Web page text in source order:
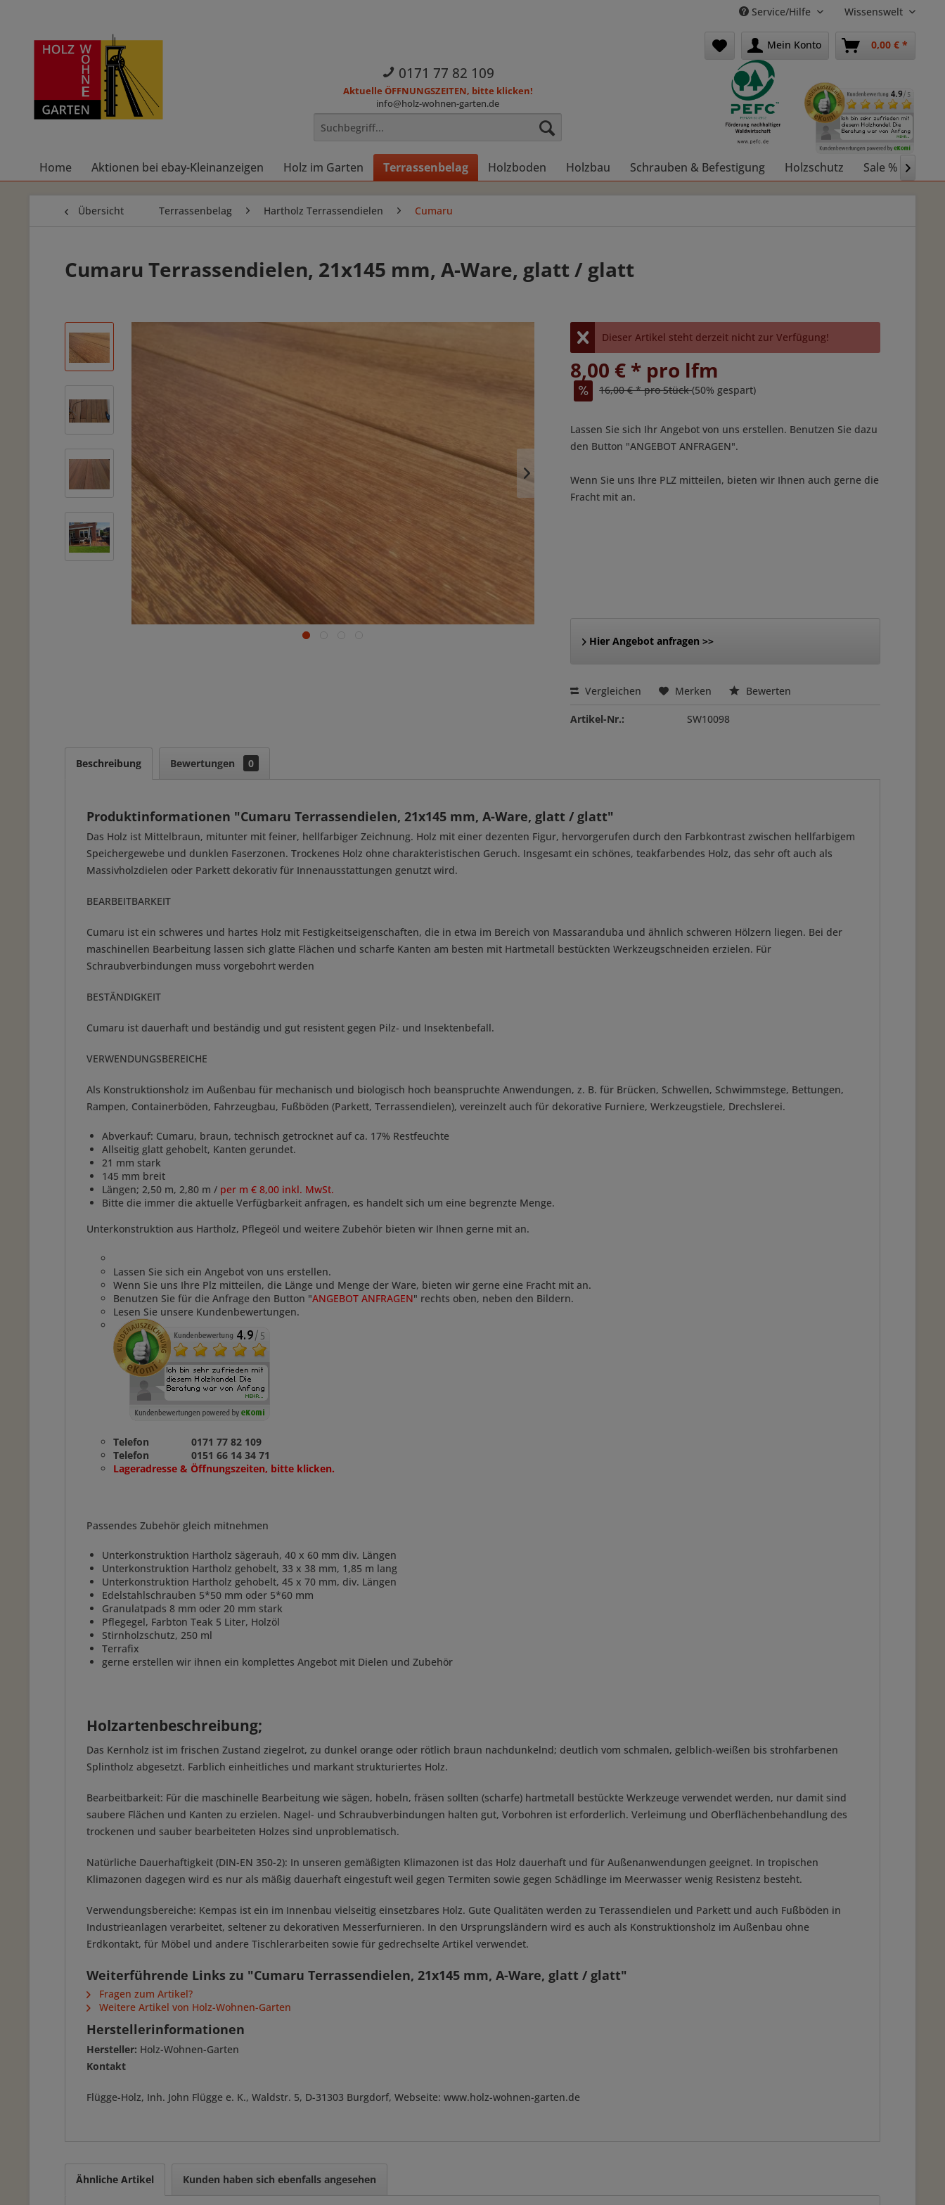
Service/Hilfe Wissenswelt
Mein Konto 0,00 € *
0171 77 82 109
Aktuelle ÖFFNUNGSZEITEN, bitte klicken!
info@holz-wohnen-garten.de
Home Aktionen bei ebay-Kleinanzeigen Holz im Garten Terrassenbelag Holzboden Holzbau Schrauben & Befestigung Holzschutz Sale % 
Übersicht Terrassenbelag Hartholz Terrassendielen Cumaru
Cumaru Terrassendielen, 21x145 mm, A-Ware, glatt / glatt
Dieser Artikel steht derzeit nicht zur Verfügung!
8,00 € * pro lfm
16,00 € * pro Stück(50% gespart)
Lassen Sie sich Ihr Angebot von uns erstellen. Benutzen Sie dazu
den Button "ANGEBOT ANFRAGEN".
Wenn Sie uns Ihre PLZ mitteilen, bieten wir Ihnen auch gerne die
Fracht mit an.
Hier Angebot anfragen >>
Vergleichen Merken Bewerten
Artikel-Nr.: SW10098
Beschreibung Bewertungen 0
Produktinformationen "Cumaru Terrassendielen, 21x145 mm, A-Ware, glatt / glatt"
Das Holz ist Mittelbraun, mitunter mit feiner, hellfarbiger Zeichnung. Holz mit einer dezenten Figur, hervorgerufen durch den Farbkontrast zwischen hellfarbigem
Speichergewebe und dunklen Faserzonen. Trockenes Holz ohne charakteristischen Geruch. Insgesamt ein schönes, teakfarbendes Holz, das sehr oft auch als
Massivholzdielen oder Parkett dekorativ für Innenausstattungen genutzt wird.
BEARBEITBARKEIT
Cumaru ist ein schweres und hartes Holz mit Festigkeitseigenschaften, die in etwa im Bereich von Massaranduba und ähnlich schweren Hölzern liegen. Bei der
maschinellen Bearbeitung lassen sich glatte Flächen und scharfe Kanten am besten mit Hartmetall bestückten Werkzeugschneiden erzielen. Für
Schraubverbindungen muss vorgebohrt werden
BESTÄNDIGKEIT
Cumaru ist dauerhaft und beständig und gut resistent gegen Pilz- und Insektenbefall.
VERWENDUNGSBEREICHE
Als Konstruktionsholz im Außenbau für mechanisch und biologisch hoch beanspruchte Anwendungen, z. B. für Brücken, Schwellen, Schwimmstege, Bettungen,
Rampen, Containerböden, Fahrzeugbau, Fußböden (Parkett, Terrassendielen), vereinzelt auch für dekorative Furniere, Werkzeugstiele, Drechslerei.
Abverkauf: Cumaru, braun, technisch getrocknet auf ca. 17% Restfeuchte
Allseitig glatt gehobelt, Kanten gerundet.
21 mm stark
145 mm breit
Längen; 2,50 m, 2,80 m / per m € 8,00 inkl. MwSt.
Bitte die immer die aktuelle Verfügbarkeit anfragen, es handelt sich um eine begrenzte Menge.
Unterkonstruktion aus Hartholz, Pflegeöl und weitere Zubehör bieten wir Ihnen gerne mit an.
Lassen Sie sich ein Angebot von uns erstellen.
Wenn Sie uns Ihre Plz mitteilen, die Länge und Menge der Ware, bieten wir gerne eine Fracht mit an.
Benutzen Sie für die Anfrage den Button "ANGEBOT ANFRAGEN" rechts oben, neben den Bildern.
Lesen Sie unsere Kundenbewertungen.
Telefon 0171 77 82 109
Telefon 0151 66 14 34 71
Lageradresse & Öffnungszeiten, bitte klicken.
Passendes Zubehör gleich mitnehmen
Unterkonstruktion Hartholz sägerauh, 40 x 60 mm div. Längen
Unterkonstruktion Hartholz gehobelt, 33 x 38 mm, 1,85 m lang
Unterkonstruktion Hartholz gehobelt, 45 x 70 mm, div. Längen
Edelstahlschrauben 5*50 mm oder 5*60 mm
Granulatpads 8 mm oder 20 mm stark
Pflegegel, Farbton Teak 5 Liter, Holzöl
Stirnholzschutz, 250 ml
Terrafix
gerne erstellen wir ihnen ein komplettes Angebot mit Dielen und Zubehör
Holzartenbeschreibung;
Das Kernholz ist im frischen Zustand ziegelrot, zu dunkel orange oder rötlich braun nachdunkelnd; deutlich vom schmalen, gelblich-weißen bis strohfarbenen
Splintholz abgesetzt. Farblich einheitliches und markant strukturiertes Holz.
Bearbeitbarkeit: Für die maschinelle Bearbeitung wie sägen, hobeln, fräsen sollten (scharfe) hartmetall bestückte Werkzeuge verwendet werden, nur damit sind
saubere Flächen und Kanten zu erzielen. Nagel- und Schraubverbindungen halten gut, Vorbohren ist erforderlich. Verleimung und Oberflächenbehandlung des
trockenen und sauber bearbeiteten Holzes sind unproblematisch.
Natürliche Dauerhaftigkeit (DIN-EN 350-2): In unseren gemäßigten Klimazonen ist das Holz dauerhaft und für Außenanwendungen geeignet. In tropischen
Klimazonen dagegen wird es nur als mäßig dauerhaft eingestuft weil gegen Termiten sowie gegen Schädlinge im Meerwasser wenig Resistenz besteht.
Verwendungsbereiche: Kempas ist ein im Innenbau vielseitig einsetzbares Holz. Gute Qualitäten werden zu Terassendielen und Parkett und auch Fußböden in
Industrieanlagen verarbeitet, seltener zu dekorativen Messerfurnieren. In den Ursprungsländern wird es auch als Konstruktionsholz im Außenbau ohne
Erdkontakt, für Möbel und andere Tischlerarbeiten sowie für gedrechselte Artikel verwendet.
Weiterführende Links zu "Cumaru Terrassendielen, 21x145 mm, A-Ware, glatt / glatt"
Fragen zum Artikel?
Weitere Artikel von Holz-Wohnen-Garten
Herstellerinformationen
Hersteller: Holz-Wohnen-Garten
Kontakt
Flügge-Holz, Inh. John Flügge e. K., Waldstr. 5, D-31303 Burgdorf, Webseite: www.holz-wohnen-garten.de
Ähnliche Artikel Kunden haben sich ebenfalls angesehen